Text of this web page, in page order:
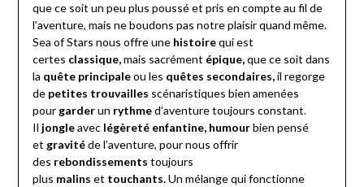
que ce soit un peu plus poussé et pris en compte au fil de
l’aventure, mais ne boudons pas notre plaisir quand même.
Sea of Stars nous offre une histoirequi est
certes classique,mais sacrément épique,que ce soit dans
la quête principaleou les quêtes secondaires,il regorge
de petites trouvailles scénaristiques bien amenées
pour garderun rythmed’aventure toujours constant.
Il jongleavec légèreté enfantine, humourbien pensé
et gravitéde l’aventure, pour nous offrir
des rebondissements toujours
plus malins et touchants.Un mélange qui fonctionne